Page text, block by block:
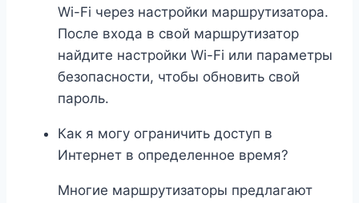
Wi-Fi через настройки маршрутизатора.
После входа в свой маршрутизатор
найдите настройки Wi-Fi или параметры
безопасности, чтобы обновить свой
пароль.
Как я могу ограничить доступ в
Интернет в определенное время?
Многие маршрутизаторы предлагают